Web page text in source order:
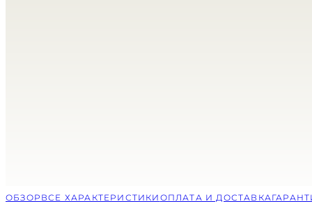
ОБЗОР ВСЕ ХАРАКТЕРИСТИКИ ОПЛАТА И ДОСТАВКА